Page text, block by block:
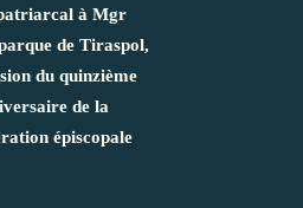
à Mgr
de Tiraspol,
du quinzième
de la
épiscopale